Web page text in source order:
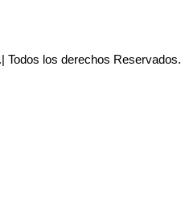
Todos los derechos Reservados.